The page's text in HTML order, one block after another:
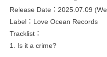
Release Date：2025.07.09
Label：Love Ocean Records
Tracklist：
1. Is it a crime?